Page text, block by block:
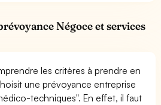
Négoce et services
les critères à prendre en
une prévoyance entreprise
techniques". En effet, il faut